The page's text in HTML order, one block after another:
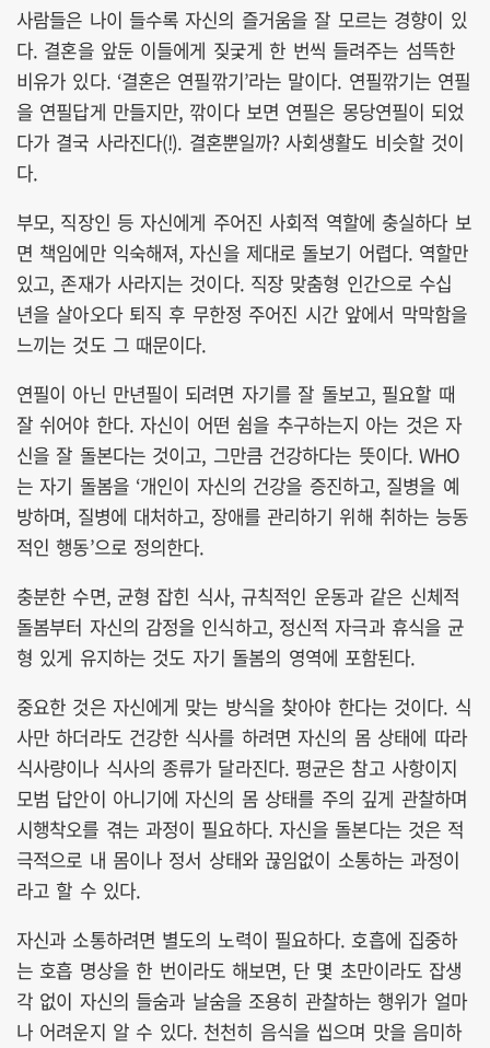
사람들은 나이 들수록 자신의 즐거움을 잘 모르는 경향이 있
다. 결혼을 앞둔 이들에게 짖궃게 한 번씩 들려주는 섬뜩한
비유가 있다. ‘결혼은 연필깎기’라는 말이다. 연필깎기는 연필
을 연필답게 만들지만, 깎이다 보면 연필은 몽당연필이 되었
다가 결국 사라진다(!). 결혼뿐일까? 사회생활도 비슷할 것이
다.
부모, 직장인 등 자신에게 주어진 사회적 역할에 충실하다 보
면 책임에만 익숙해져, 자신을 제대로 돌보기 어렵다. 역할만
있고, 존재가 사라지는 것이다. 직장 맞춤형 인간으로 수십
년을 살아오다 퇴직 후 무한정 주어진 시간 앞에서 막막함을
느끼는 것도 그 때문이다.
연필이 아닌 만년필이 되려면 자기를 잘 돌보고, 필요할 때
잘 쉬어야 한다. 자신이 어떤 쉼을 추구하는지 아는 것은 자
신을 잘 돌본다는 것이고, 그만큼 건강하다는 뜻이다. WHO
는 자기 돌봄을 ‘개인이 자신의 건강을 증진하고, 질병을 예
방하며, 질병에 대처하고, 장애를 관리하기 위해 취하는 능동
적인 행동’으로 정의한다.
충분한 수면, 균형 잡힌 식사, 규칙적인 운동과 같은 신체적
돌봄부터 자신의 감정을 인식하고, 정신적 자극과 휴식을 균
형 있게 유지하는 것도 자기 돌봄의 영역에 포함된다.
중요한 것은 자신에게 맞는 방식을 찾아야 한다는 것이다. 식
사만 하더라도 건강한 식사를 하려면 자신의 몸 상태에 따라
식사량이나 식사의 종류가 달라진다. 평균은 참고 사항이지
모범 답안이 아니기에 자신의 몸 상태를 주의 깊게 관찰하며
시행착오를 겪는 과정이 필요하다. 자신을 돌본다는 것은 적
극적으로 내 몸이나 정서 상태와 끊임없이 소통하는 과정이
라고 할 수 있다.
자신과 소통하려면 별도의 노력이 필요하다. 호흡에 집중하
는 호흡 명상을 한 번이라도 해보면, 단 몇 초만이라도 잡생
각 없이 자신의 들숨과 날숨을 조용히 관찰하는 행위가 얼마
나 어려운지 알 수 있다. 천천히 음식을 씹으며 맛을 음미하